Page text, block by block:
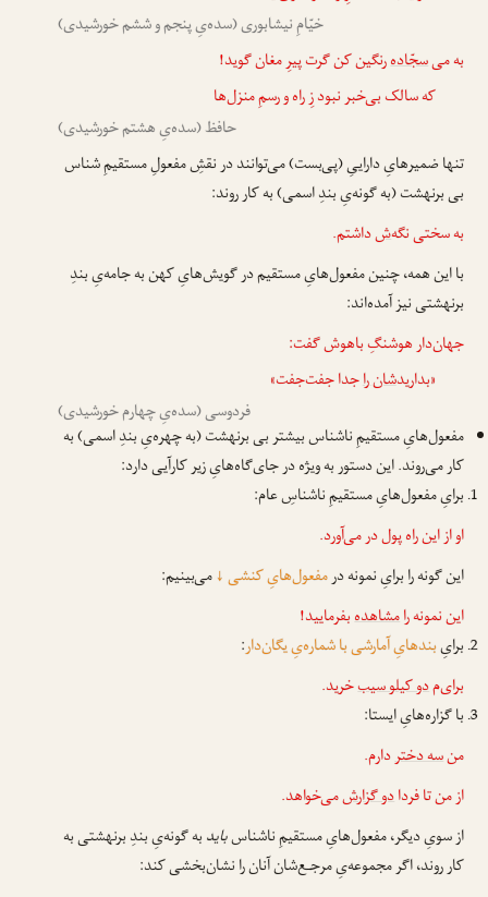
خیّامِ نیشابوری (سده‌یِ پنجم و ششم خورشیدی)
به میسجّادهرنگین کن گرت پیرِ مغان گوید!
که سالک بی‌خبر نبود زِ راه و رسمِ منزل‌ها
حافظ (سده‌یِ هشتم خورشیدی)
تنها ضمیرهایِ داراییِ (پی‌بست) می‌توانند در نقشِ مفعولِ مستقیمِ شناس
بی برنهشت (به گونه‌یِ بندِ اسمی) به کار روند:
به سختی نگه‌شداشتم.
با این همه، چنین مفعول‌هایِ مستقیم در گویش‌هایِ کهن به جامه‌یِ بندِ
برنهشتی نیز آمده‌اند:
جهان‌دار هوشنگِ باهوش گفت:
«بداریدشان راجدا جفت‌جفت»
فردوسی (سده‌یِ چهارم خورشیدی)
مفعول‌هایِ مستقیمِ ناشناس بیشتر بی برنهشت (به چهره‌یِ بندِ اسمی) به
کار می‌روند. این دستور به ویژه در جای‌گاه‌هایِ زیر کارآیی دارد:
برایِ مفعول‌هایِ مستقیمِ ناشناسِ عام:
او از این راهپولدر می‌آورد.
این گونه را برایِ نمونه درمفعول‌هایِ کنشی↓می‌بینیم:
این نمونه رامشاهدهبفرمایید!
برایِبندهایِ آمارشی با شماره‌یِ یگان‌دار:
برای‌مدو کیلو سیبخرید.
با گزاره‌هایِ ایستا:
منسه دختردارم.
از من تا فردادو گزارشمی‌خواهد.
از سویِ دیگر، مفعول‌هایِ مستقیمِ ناشناسبایدبه گونه‌یِ بندِ برنهشتی به
کار روند، اگر مجموعه‌یِ مرجـع‌شان آنان را نشان‌بخشی کند: